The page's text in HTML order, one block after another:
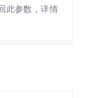
此参数，详情